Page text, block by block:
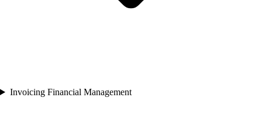
Invoicing Financial Management